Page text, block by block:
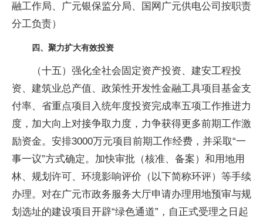
融工作局、广元银保监分局、国网广元供电公司按职责
分工负责）
四、聚力扩大有效投资
（十五）强化全社会固定资产投资、建安工程投
资、建筑业总产值、政策性开发性金融工具项目基金支
付率、省重点项目入统年度投资完成率五项工作推进力
度，加大向上对接争取力度，力争获得更多前期工作激
励资金。安排3000万元项目前期工作经费，并采取“一
事一议”方式确定。加快审批（核准、备案）和用地用
林、规划许可、环境影响评价（以下简称环评）等手续
办理。对在广元市政务服务大厅申请办理用地预审与规
划选址的建设项目开辟“绿色通道”，自正式受理之日起